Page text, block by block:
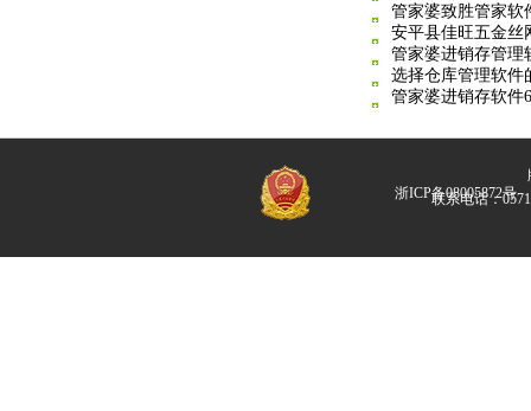
管家婆致胜管家软
安平县佳旺五金丝
管家婆进销存管理
选择仓库管理软件
管家婆进销存软件
浙ICP备08005872号
联系电话：